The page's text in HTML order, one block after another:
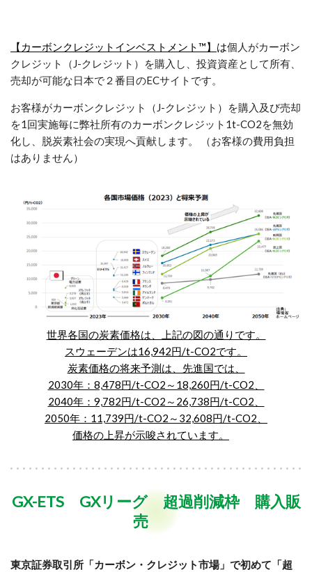
【カーボンクレジットインベストメント™】 は個人がカーボン
クレジット（J-クレジット）を購入し、投資資産として所有、
売却が可能な日本で２番目のECサイトです。
お客様がカーボンクレジット（J-クレジット）を購入及び売却
を1回実施毎に弊社所有のカーボンクレジット1t-CO2を無効
化し、脱炭素社会の実現へ貢献します。 （お客様の費用負担
はありません）
世界各国の炭素価格は、上記の図の通りです。
スウェーデンは16,942円/t-CO2です。
炭素価格の将来予測は、先進国では、
2030年：8,478円/t-CO2～18,260円/t-CO2、
2040年：9,782円/t-CO2～26,738円/t-CO2、
2050年：11,739円/t-CO2～32,608円/t-CO2、
価格の上昇が示唆されています。
GX-ETS GXリーグ 超過削減枠 購入販
売
東京証券取引所「カーボン・クレジット市場」で初めて「超